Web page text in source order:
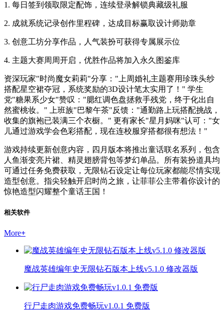
1. 每日签到领取限定配饰，连续登录解锁典藏级礼服
2. 成就系统记录创作里程碑，达成目标赢取设计师勋章
3. 创意工坊分享作品，人气装扮可获得专属展示位
4. 主题大赛周周开启，优胜作品将加入永久图鉴库
资深玩家"时尚魔女莉莉"分享："上周婚礼主题赛用珍珠头纱
搭配星空裙夺冠，系统奖励的3D设计笔太实用了！" 学生
党"糖果系少女"赞叹："腮红调色盘拯救手残党，终于化出自
然蜜桃妆。" 上班族"巴黎午茶"反馈："通勤路上玩搭配挑战，
收集的旗袍已装满三个衣橱。" 更有家长"星月妈咪"认可："女
儿通过游戏学会色彩搭配，现在连校服穿搭都很有想法！"
游戏持续更新创意内容，四月版本将推出童话联名系列，包含
人鱼渐变亮片裙、精灵翅膀背包等梦幻单品。所有装扮道具均
可通过任务免费获取，无限钻石设定让每位玩家都能尽情实现
造型创意。指尖轻触开启时尚之旅，让菲菲公主带着你设计的
惊艳造型闪耀整个童话王国！
相关软件
More+
魔战英雄编年史无限钻石版本上线v5.1.0 修改器版
行尸走肉游戏免费畅玩v1.0.1 免费版